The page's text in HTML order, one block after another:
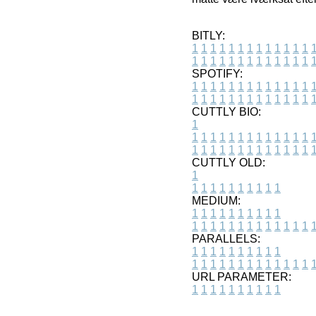
BITLY:
1 1 1 1 1 1 1 1 1 1 1 1 1 1
1 1 1 1 1 1 1 1 1 1 1 1 1 1
SPOTIFY:
1 1 1 1 1 1 1 1 1 1 1 1 1 1
1 1 1 1 1 1 1 1 1 1 1 1 1 1
CUTTLY BIO:
1
1 1 1 1 1 1 1 1 1 1 1 1 1 1
1 1 1 1 1 1 1 1 1 1 1 1 1 1
CUTTLY OLD:
1
1 1 1 1 1 1 1 1 1 1
MEDIUM:
1 1 1 1 1 1 1 1 1 1
1 1 1 1 1 1 1 1 1 1 1 1 1 1
PARALLELS:
1 1 1 1 1 1 1 1 1 1
1 1 1 1 1 1 1 1 1 1 1 1 1 1
URL PARAMETER:
1 1 1 1 1 1 1 1 1 1